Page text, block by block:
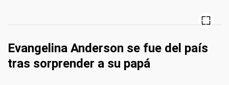
Evangelina Anderson se fue del país
tras sorprender a su papá